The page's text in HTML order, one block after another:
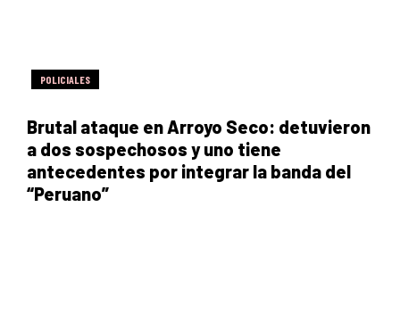
POLICIALES
Brutal ataque en Arroyo Seco: detuvieron
a dos sospechosos y uno tiene
antecedentes por integrar la banda del
“Peruano”